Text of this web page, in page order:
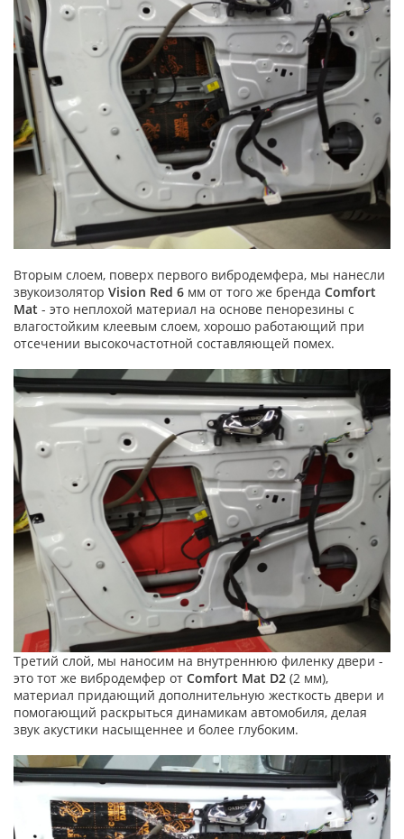
Вторым слоем, поверх первого вибродемфера, мы нанесли
звукоизолятор Vision Red 6 мм от того же бренда Comfort
Mat - это неплохой материал на основе пенорезины с
влагостойким клеевым слоем, хорошо работающий при
отсечении высокочастотной составляющей помех.
Третий слой, мы наносим на внутреннюю филенку двери -
это тот же вибродемфер от Comfort Mat D2 (2 мм),
материал придающий дополнительную жесткость двери и
помогающий раскрыться динамикам автомобиля, делая
звук акустики насыщеннее и более глубоким.